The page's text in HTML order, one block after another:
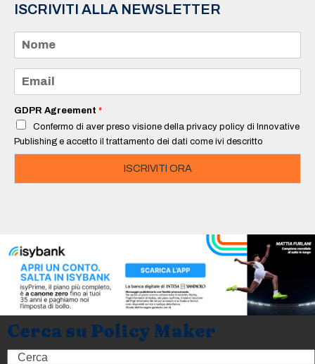
ISCRIVITI ALLA NEWSLETTER
m
e
a
i
*
GDPR Agreement *
Confermo di aver preso visione della privacy policy di Innovative
Publishing e accetto il trattamento dei dati come ivi descritto
ISCRIVITI ORA
Cerca su Policy Maker
Search